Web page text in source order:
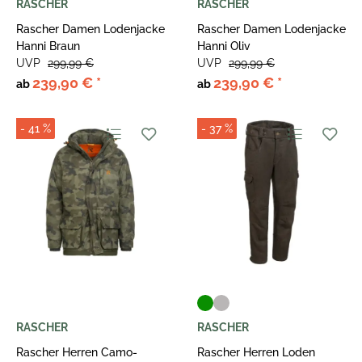
RASCHER
Rascher Damen Lodenjacke
Hanni Braun
ab239,90 € *
UVP 299,99 €
RASCHER
Rascher Damen Lodenjacke
Hanni Oliv
ab239,90 € *
UVP 299,99 €
- 41 %
RASCHER
Rascher Herren Camo-
- 37 %
RASCHER
Rascher Herren Loden